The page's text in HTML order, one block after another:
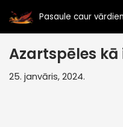
Skip
to
Pasaule caur
Azartspēles
25. janvāris, 2024.